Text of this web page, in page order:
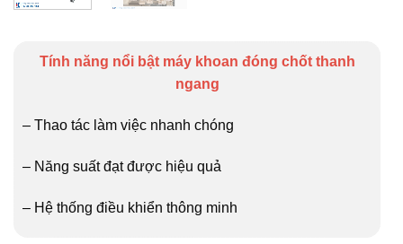
Tính năng nổi bật máy khoan đóng chốt thanh
ngang
– Thao tác làm việc nhanh chóng
– Năng suất đạt được hiệu quả
– Hệ thống điều khiển thông minh